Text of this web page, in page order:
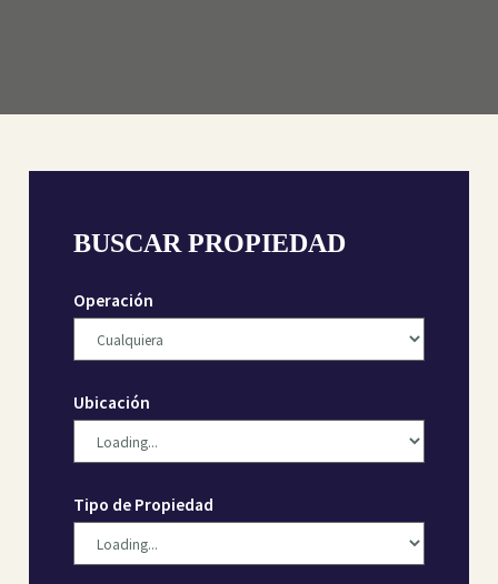
BUSCAR PROPIEDAD
Operación
Ubicación
Tipo de Propiedad